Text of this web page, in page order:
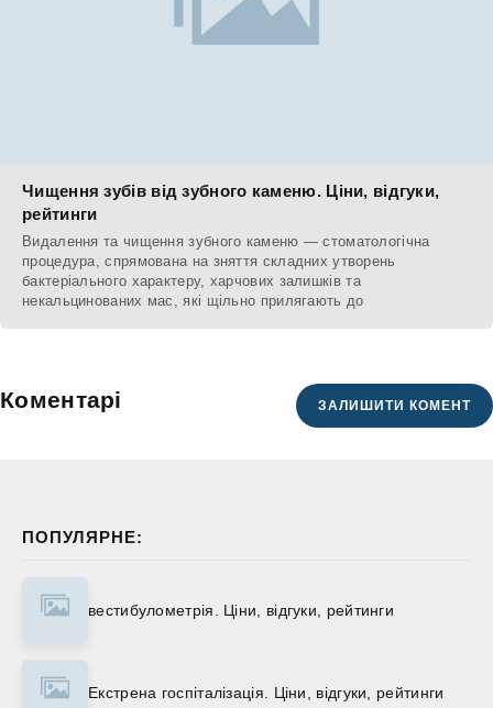
ПОПУЛЯРНЕ:
вестибулометрія. Ціни, відгуки, рейтинги
Екстрена госпіталізація. Ціни, відгуки, рейтинги
Чищення зубів від зубного каменю. Ціни, відгуки,
рейтинги
Видалення та чищення зубного каменю — стоматологічна
процедура, спрямована на зняття складних утворень
бактеріального характеру, харчових залишків та
некальцинованих мас, які щільно прилягають до
Коментарі ЗАЛИШИТИ КОМЕНТ